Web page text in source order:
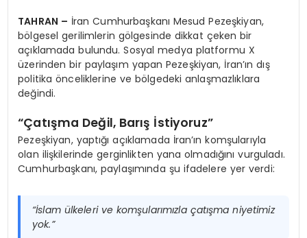
TAHRAN – İran Cumhurbaşkanı Mesud Pezeşkiyan,
bölgesel gerilimlerin gölgesinde dikkat çeken bir
açıklamada bulundu. Sosyal medya platformu X
üzerinden bir paylaşım yapan Pezeşkiyan, İran’ın dış
politika önceliklerine ve bölgedeki anlaşmazlıklara
değindi.
“Çatışma Değil, Barış İstiyoruz”
Pezeşkiyan, yaptığı açıklamada İran’ın komşularıyla
olan ilişkilerinde gerginlikten yana olmadığını vurguladı.
Cumhurbaşkanı, paylaşımında şu ifadelere yer verdi:
“İslam ülkeleri ve komşularımızla çatışma niyetimiz
yok.”